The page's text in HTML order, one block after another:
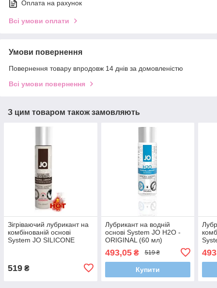
Оплата на рахунок
Всі умови оплати
Умови повернення
Повернення товару впродовж 14 днів за домовленістю
Всі умови повернення
З цим товаром також замовляють
Зігріваючий лубрикант на
комбінованій основі
System JO SILICONE
519 ₴
Лубрикант на водній
основі System JO H2O -
ORIGINAL (60 мл)
493,05₴ 519 ₴
Купити
(30